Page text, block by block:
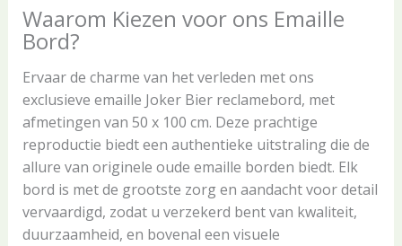
Waarom Kiezen voor ons Emaille
Bord?
Ervaar de charme van het verleden met ons
exclusieve emaille Joker Bier reclamebord, met
afmetingen van 50 x 100 cm. Deze prachtige
reproductie biedt een authentieke uitstraling die de
allure van originele oude emaille borden biedt. Elk
bord is met de grootste zorg en aandacht voor detail
vervaardigd, zodat u verzekerd bent van kwaliteit,
duurzaamheid, en bovenal een visuele